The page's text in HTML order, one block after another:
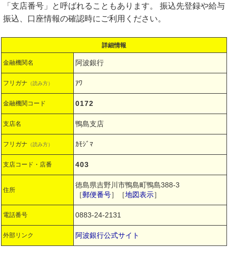
「支店番号」と呼ばれることもあります。 振込先登録や給与
振込、口座情報の確認時にご利用ください。
詳細情報
金融機関名 阿波銀行
フリガナ （読み方） ｱﾜ
金融機関コード 0172
支店名 鴨島支店
フリガナ （読み方） ｶﾓｼﾞﾏ
支店コード・店番 403
住所
徳島県吉野川市鴨島町鴨島388-3
［郵便番号］［地図表示］
電話番号 0883-24-2131
外部リンク 阿波銀行公式サイト